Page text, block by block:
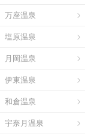
万座温泉
塩原温泉
月岡温泉
伊東温泉
和倉温泉
宇奈月温泉